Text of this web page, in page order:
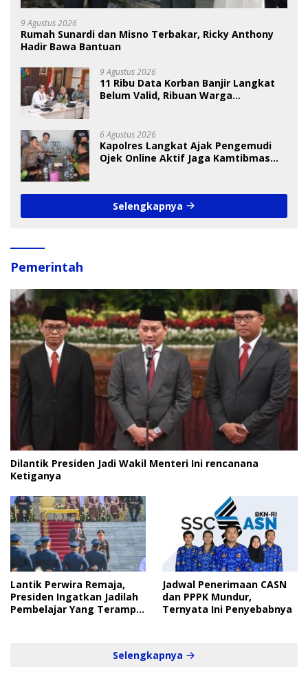
9 Agustus 2026
Rumah Sunardi dan Misno Terbakar, Ricky Anthony
Hadir Bawa Bantuan
9 Agustus 2026
11 Ribu Data Korban Banjir Langkat
Belum Valid, Ribuan Warga
6 Agustus 2026
Kapolres Langkat Ajak Pengemudi
Ojek Online Aktif Jaga Kamtibmas
Selengkapnya
Pemerintah
Dilantik Presiden Jadi Wakil Menteri Ini rencanana
Ketiganya
Lantik Perwira Remaja,
Presiden Ingatkan Jadilah
Pembelajar Yang Terampil
Jadwal Penerimaan CASN
dan PPPK Mundur,
Ternyata Ini Penyebabnya
Selengkapnya